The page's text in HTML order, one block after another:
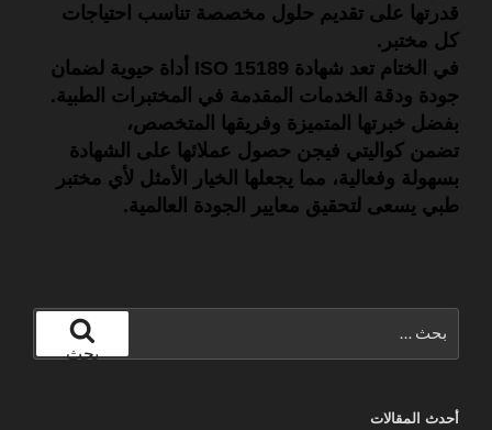
قدرتها على تقديم حلول مخصصة تناسب احتياجات
كل مختبر.
في الختام تعد شهادة ISO 15189
أداة حيوية لضمان
جودة ودقة الخدمات المقدمة في المختبرات الطبية.
بفضل خبرتها المتميزة وفريقها المتخصص،
تضمن كواليتي فيجن حصول عملائها على الشهادة
بسهولة وفعالية، مما يجعلها الخيار الأمثل لأي مختبر
طبي يسعى لتحقيق معايير الجودة العالمية.
عن:
بحث
أحدث المقالات